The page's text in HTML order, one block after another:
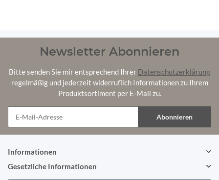
Newsletter Abonnieren
Bitte senden Sie mir entsprechend Ihrer Datenschutzerklärung
regelmäßig und jederzeit widerruflich Informationen zu Ihrem
Produktsortiment per E-Mail zu.
Abonnieren
Informationen
Gesetzliche Informationen